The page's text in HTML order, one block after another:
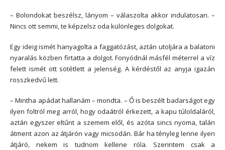
– Bolondokat beszélsz, lányom – válaszolta akkor indulatosan. –
Nincs ott semmi, te képzelsz oda különleges dolgokat.
Egy ideig ismét hanyagolta a faggatózást, aztán utoljára a balatoni
nyaralás közben firtatta a dolgot. Fonyódnál másfél méterrel a víz
felett ismét ott sötétlett a jelenség. A kérdéstől az anyja igazán
rosszkedvű lett.
– Mintha apádat hallanám – mondta. – Ő is beszélt badarságot egy
ilyen foltról meg arról, hogy odaátról érkezett, a kapu túloldaláról,
aztán egyszer eltűnt a szemem elől, és azóta sincs nyoma, talán
átment azon az átjárón vagy micsodán. Bár ha tényleg lenne ilyen
átjáró, nekem is tudnom kellene róla. Szerintem csak a